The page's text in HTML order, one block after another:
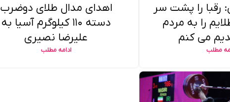
رقبا را پشت سر
را به مردم
می کنم
مطلب
اهدای مدال طلای دوضرب
دسته ۱۱۰ کیلوگرم آسیا به
علیرضا نصیری
ادامه مطلب